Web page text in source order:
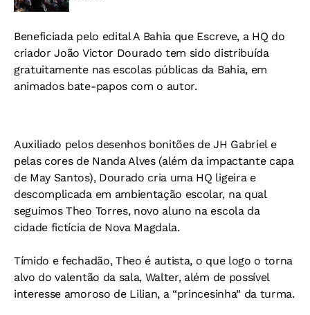
Beneficiada pelo edital A Bahia que Escreve, a HQ do
criador João Victor Dourado tem sido distribuída
gratuitamente nas escolas públicas da Bahia, em
animados bate-papos com o autor.
Auxiliado pelos desenhos bonitões de JH Gabriel e
pelas cores de Nanda Alves (além da impactante capa
de May Santos), Dourado cria uma HQ ligeira e
descomplicada em ambientação escolar, na qual
seguimos Theo Torres, novo aluno na escola da
cidade fictícia de Nova Magdala.
Tímido e fechadão, Theo é autista, o que logo o torna
alvo do valentão da sala, Walter, além de possível
interesse amoroso de Lilian, a “princesinha” da turma.